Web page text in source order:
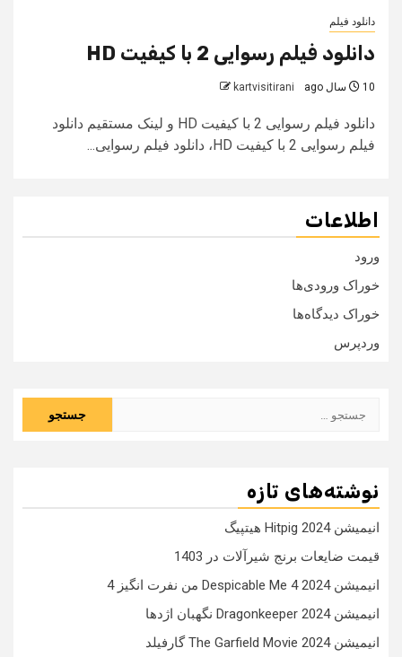
دانلود فیلم
دانلود فیلم رسوایی 2 با کیفیت HD
10 سال ago kartvisitirani
دانلود فیلم رسوایی 2 با کیفیت HD و لینک مستقیم دانلود
فیلم رسوایی 2 با کیفیت HD، دانلود فیلم رسوایی...
اطلاعات
ورود
خوراک ورودی‌ها
خوراک دیدگاه‌ها
وردپرس
نوشته‌های تازه
انیمیشن Hitpig 2024 هیتپیگ
قیمت ضایعات برنج شیرآلات در 1403
انیمیشن Despicable Me 4 2024 من نفرت انگیز 4
انیمیشن Dragonkeeper 2024 نگهبان اژدها
انیمیشن The Garfield Movie 2024 گارفیلد